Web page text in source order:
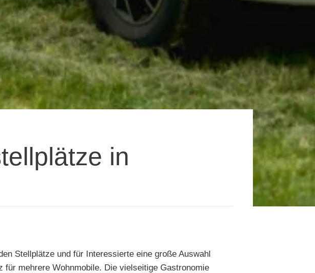
in
Stellplätze und für Interessierte eine große Auswahl
mehrere Wohnmobile. Die vielseitige Gastronomie